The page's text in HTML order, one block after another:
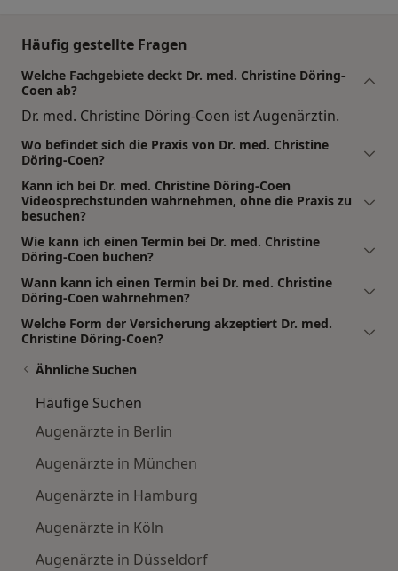
Häufig gestellte Fragen
Welche Fachgebiete deckt Dr. med. Christine Döring-
Coen ab?
Dr. med. Christine Döring-Coen ist Augenärztin.
Wo befindet sich die Praxis von Dr. med. Christine
Döring-Coen?
Kann ich bei Dr. med. Christine Döring-Coen
Videosprechstunden wahrnehmen, ohne die Praxis zu
besuchen?
Wie kann ich einen Termin bei Dr. med. Christine
Döring-Coen buchen?
Wann kann ich einen Termin bei Dr. med. Christine
Döring-Coen wahrnehmen?
Welche Form der Versicherung akzeptiert Dr. med.
Christine Döring-Coen?
Ähnliche Suchen
Häufige Suchen
Augenärzte in Berlin
Augenärzte in München
Augenärzte in Hamburg
Augenärzte in Köln
Augenärzte in Düsseldorf